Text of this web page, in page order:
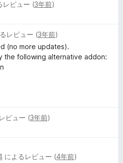
レビュー (3年前)
レビュー (3年前)
(no more updates).
the following alternative addon:
ビュー (3年前)
によるレビュー (4年前)